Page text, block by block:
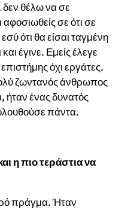
δεν θέλω να σε
σε ότι σε
ότι θα είσαι ταγμένη
έγινε. Εμείς έλεγε
όχι εργάτες.
ζωντανός άνθρωπος
ήταν ένας δυνατός
πάντα.
η πιο τεράστια να
πράγμα. Ήταν